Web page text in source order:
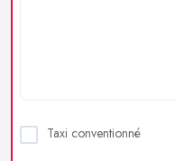
Taxi conventionné